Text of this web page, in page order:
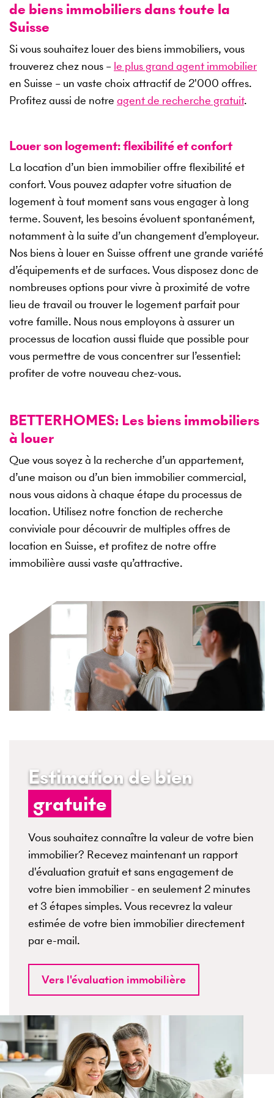
de biens immobiliers dans toute la
Suisse
Si vous souhaitez louer des biens immobiliers, vous
trouverez chez nous – le plus grand agent immobilier
en Suisse – un vaste choix attractif de 2'000 offres.
Profitez aussi de notre agent de recherche gratuit.
Louer son logement: flexibilité et confort
La location d’un bien immobilier offre flexibilité et
confort. Vous pouvez adapter votre situation de
logement à tout moment sans vous engager à long
terme. Souvent, les besoins évoluent spontanément,
notamment à la suite d’un changement d’employeur.
Nos biens à louer en Suisse offrent une grande variété
d’équipements et de surfaces. Vous disposez donc de
nombreuses options pour vivre à proximité de votre
lieu de travail ou trouver le logement parfait pour
votre famille. Nous nous employons à assurer un
processus de location aussi fluide que possible pour
vous permettre de vous concentrer sur l’essentiel:
profiter de votre nouveau chez-vous.
BETTERHOMES: Les biens immobiliers
à louer
Que vous soyez à la recherche d’un appartement,
d’une maison ou d’un bien immobilier commercial,
nous vous aidons à chaque étape du processus de
location. Utilisez notre fonction de recherche
conviviale pour découvrir de multiples offres de
location en Suisse, et profitez de notre offre
immobilière aussi vaste qu’attractive.
Estimation de bien
gratuite
Vous souhaitez connaître la valeur de votre bien
immobilier? Recevez maintenant un rapport
d'évaluation gratuit et sans engagement de
votre bien immobilier - en seulement 2 minutes
et 3 étapes simples. Vous recevrez la valeur
estimée de votre bien immobilier directement
par e-mail.
Vers l'évaluation immobilière